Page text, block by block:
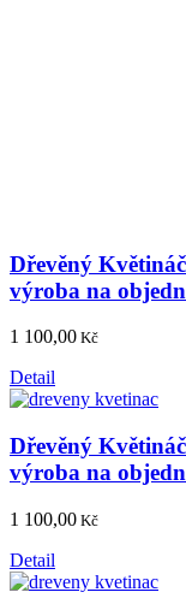
Dřevěný
výroba na
1 100,00 Kč
Detail
Dřevěný
výroba na
1 100,00 Kč
Detail